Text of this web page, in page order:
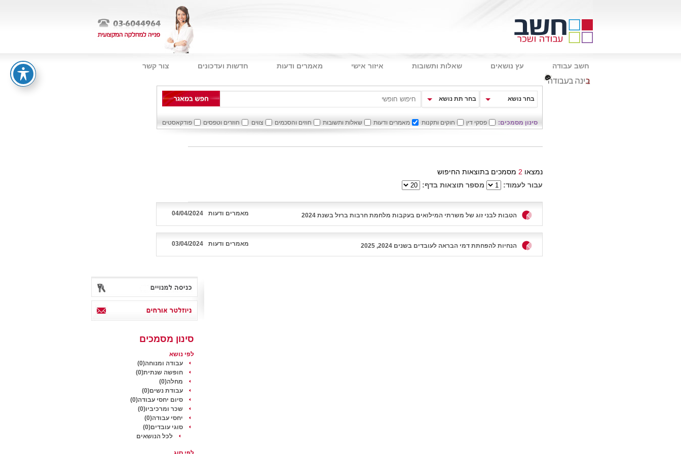
חשב עבודה עץ נושאים שאלות ותשובות איזור אישי מאמרים ודעות חדשות ועדכונים
צור קשר
.
בחר נושא בחר תת נושא
סינון מסמכים: פסקי דין חוקים ותקנות מאמרים ודעות שאלות ותשובות חוזים והסכמים צווים חוזרים וטפסים פודקאסטים
נמצאו 2 מסמכים בתוצאות החיפוש
עבור לעמוד:
מספר תוצאות בדף:
הטבות לבני זוג של משרתי המילואים בעקבות מלחמת חרבות ברזל בשנת 2024 04/04/2024 מאמרים ודעות
הנחיות להפחתת דמי הבראה לעובדים בשנים 2024, 2025 03/04/2024 מאמרים ודעות
סינון מסמכים
לפי נושא
עבודה ומנוחה(0)
חופשה שנתית(0)
מחלה(0)
עבודת נשים(0)
סיום יחסי עבודה(0)
שכר ומרכיביו(0)
יחסי עבודה(0)
סוגי עובדים(0)
לכל הנושאים